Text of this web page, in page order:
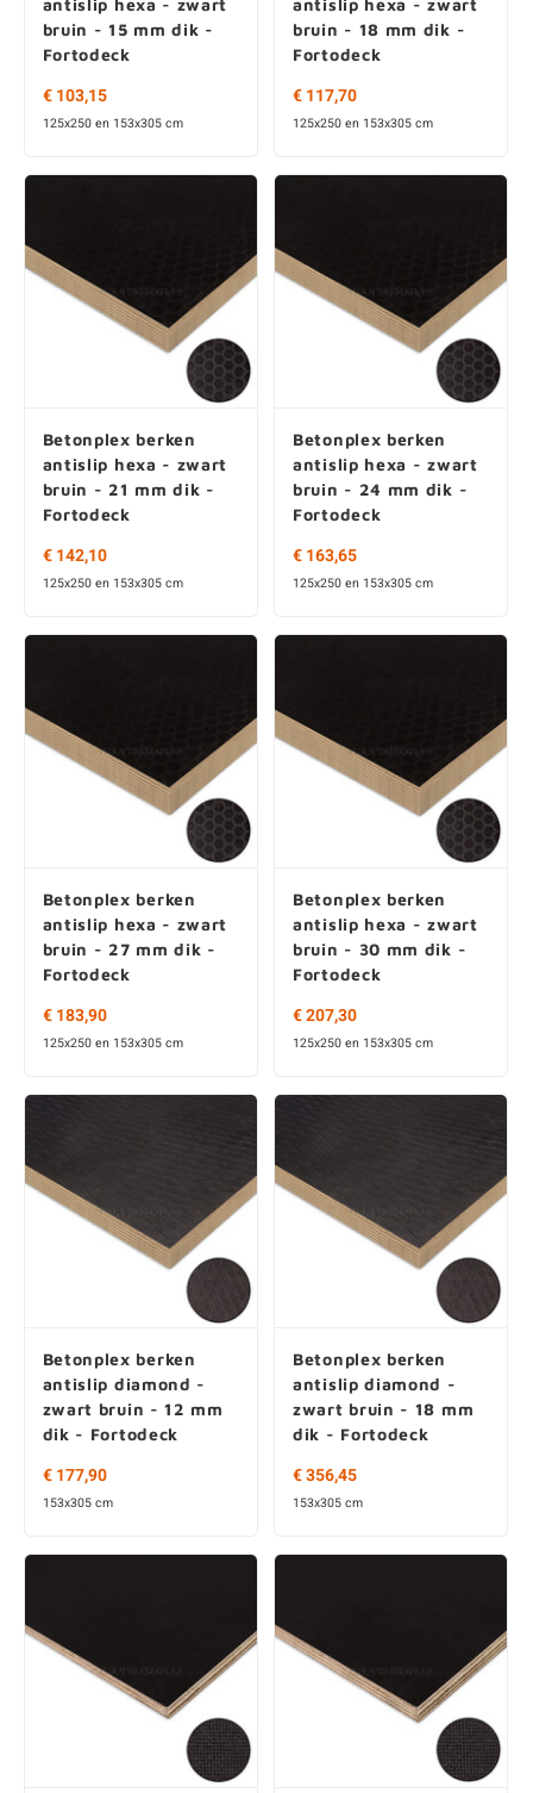
antislip hexa - zwart
bruin - 15 mm dik -
Fortodeck
€ 103,15
125x250 en 153x305 cm
antislip hexa - zwart
bruin - 18 mm dik -
Fortodeck
€ 117,70
125x250 en 153x305 cm
Betonplex berken
antislip hexa - zwart
bruin - 21 mm dik -
Fortodeck
€ 142,10
125x250 en 153x305 cm
Betonplex berken
antislip hexa - zwart
bruin - 24 mm dik -
Fortodeck
€ 163,65
125x250 en 153x305 cm
Betonplex berken
antislip hexa - zwart
bruin - 27 mm dik -
Fortodeck
€ 183,90
125x250 en 153x305 cm
Betonplex berken
antislip hexa - zwart
bruin - 30 mm dik -
Fortodeck
€ 207,30
125x250 en 153x305 cm
Betonplex berken
antislip diamond -
zwart bruin - 12 mm
dik - Fortodeck
€ 177,90
153x305 cm
Betonplex berken
antislip diamond -
zwart bruin - 18 mm
dik - Fortodeck
€ 356,45
153x305 cm